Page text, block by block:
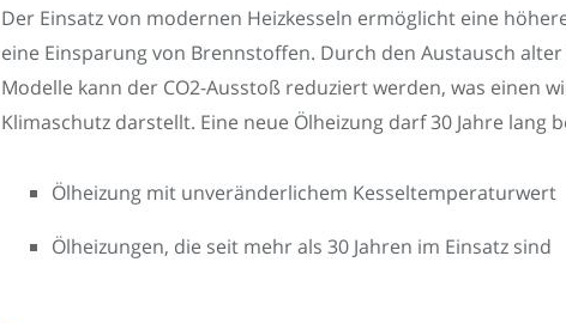
Der Einsatz von modernen Heizkesseln ermöglicht eine
eine Einsparung von Brennstoffen. Durch den Austausch
Modelle kann der CO2-Ausstoß reduziert werden, was einen
Klimaschutz darstellt. Eine neue Ölheizung darf 30 Jahre lang
Ölheizung mit unveränderlichem Kesseltemperaturwert
Ölheizungen, die seit mehr als 30 Jahren im Einsatz sind